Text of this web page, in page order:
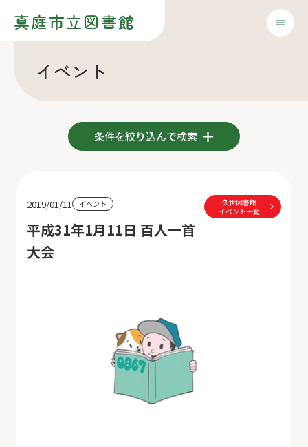
真庭市立図書館
イベント
条件を絞り込んで検索
2019/01/11 イベント
平成31年1月11日 百人一首
大会
久世図書館
イベント一覧